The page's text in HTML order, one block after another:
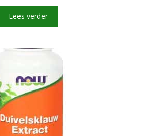
Lees verder